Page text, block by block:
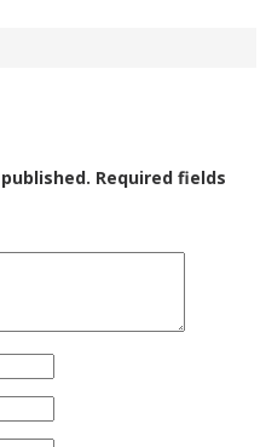
Required fields